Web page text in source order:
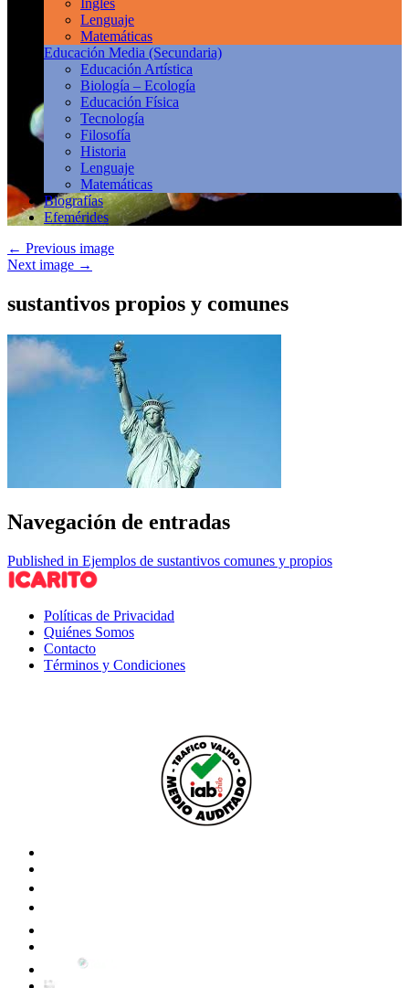
Inglés
Lenguaje
Matemáticas
Educación Media (Secundaria)
Educación Artística
Biología – Ecología
Educación Física
Tecnología
Filosofía
Historia
Lenguaje
Matemáticas
Biografías
Efemérides
← Previous image
Next image →
sustantivos propios y comunes
Navegación de entradas
Published in Ejemplos de sustantivos comunes y propios
Políticas de Privacidad
Quiénes Somos
Contacto
Términos y Condiciones